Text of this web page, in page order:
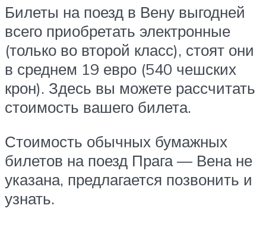
Билеты на поезд в Вену выгодней
всего приобретать электронные
(только во второй класс), стоят они
в среднем 19 евро (540 чешских
крон). Здесь вы можете рассчитать
стоимость вашего билета.
Стоимость обычных бумажных
билетов на поезд Прага — Вена не
указана, предлагается позвонить и
узнать.